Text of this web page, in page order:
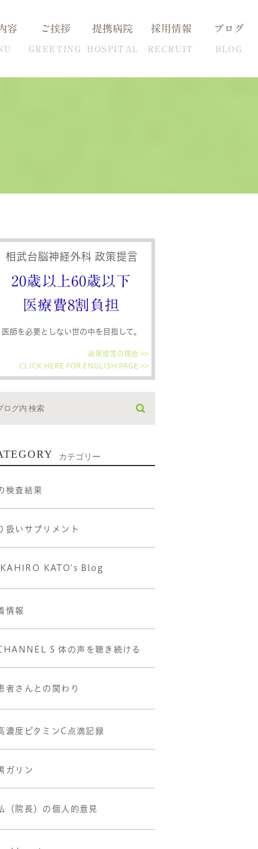
容 ご挨拶
GREETING
提携病院
HOSPITAL
採用情報
RECRUIT
ブログ
BLOG
相武台脳神経外科 政策提言
20歳以上60歳以下
医療費8割負担
医師を必要としない世の中を目指して。
政策提言の理由 >>
CLICK HERE FOR ENGLISH PAGE >>
カテゴリー
検査結果
扱いサプリメント
KATO's Blog
情報
S 体の声を聴き続ける
者さんとの関わり
濃度ビタミンC点滴記録
ガリン
（院長）の個人的意見